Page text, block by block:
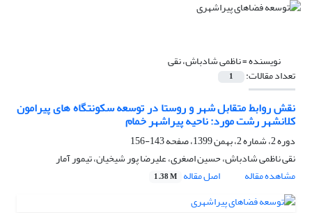
نویسنده =ناظمی شادباش، نقی
تعداد مقالات: 1
نقش روابط متقابل شهر و روستا در توسعه سکونتگاه های پیرامون
کلانشهر رشت مورد: ناحیه پیراشهر خمام
دوره 2، شماره 2، بهمن 1399، صفحه
143-156
نقی ناظمی شادباش، حسین اصغری، علیرضا پور شیخیان، تیمور آمار
مشاهده مقاله
اصل مقاله 1.38 M